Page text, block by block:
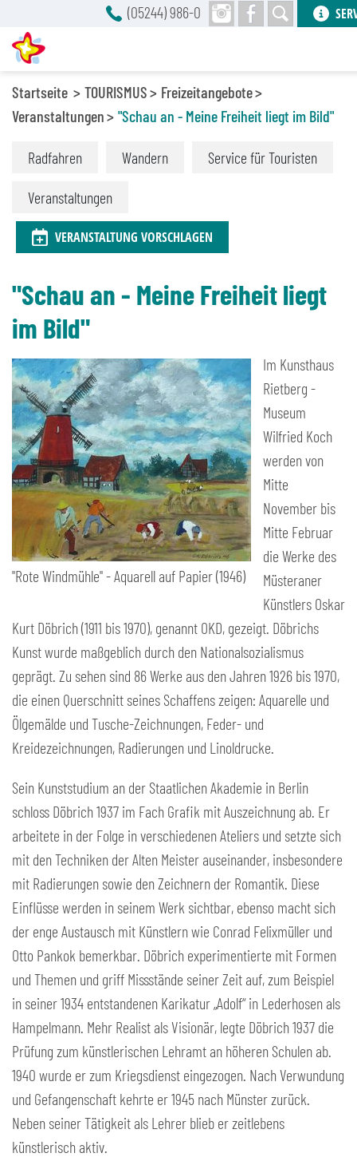
Startseite TOURISMUS
Freizeitangebote
Veranstaltungen
"Schau an - Meine Freiheit liegt im Bild"
Radfahren Wandern Service für Touristen
Veranstaltungen
VERANSTALTUNG VORSCHLAGEN
"Schau an - Meine Freiheit liegt
im Bild"
"Rote Windmühle" - Aquarell auf Papier (1946)
Im Kunsthaus
Rietberg -
Museum
Wilfried Koch
werden von
Mitte
November bis
Mitte Februar
die Werke des
Müsteraner
Künstlers Oskar
Kurt Döbrich (1911 bis 1970), genannt OKD, gezeigt. Döbrichs
Kunst wurde maßgeblich durch den Nationalsozialismus
geprägt. Zu sehen sind 86 Werke aus den Jahren 1926 bis 1970,
die einen Querschnitt seines Schaffens zeigen: Aquarelle und
Ölgemälde und Tusche-Zeichnungen, Feder- und
Kreidezeichnungen, Radierungen und Linoldrucke.
Sein Kunststudium an der Staatlichen Akademie in Berlin
schloss Döbrich 1937 im Fach Grafik mit Auszeichnung ab. Er
arbeitete in der Folge in verschiedenen Ateliers und setzte sich
mit den Techniken der Alten Meister auseinander, insbesondere
mit Radierungen sowie den Zeichnern der Romantik. Diese
Einflüsse werden in seinem Werk sichtbar, ebenso macht sich
der enge Austausch mit Künstlern wie Conrad Felixmüller und
Otto Pankok bemerkbar. Döbrich experimentierte mit Formen
und Themen und griff Missstände seiner Zeit auf, zum Beispiel
in seiner 1934 entstandenen Karikatur „Adolf“ in Lederhosen als
Hampelmann. Mehr Realist als Visionär, legte Döbrich 1937 die
Prüfung zum künstlerischen Lehramt an höheren Schulen ab.
1940 wurde er zum Kriegsdienst eingezogen. Nach Verwundung
und Gefangenschaft kehrte er 1945 nach Münster zurück.
Neben seiner Tätigkeit als Lehrer blieb er zeitlebens
künstlerisch aktiv.
(05244) 986-0